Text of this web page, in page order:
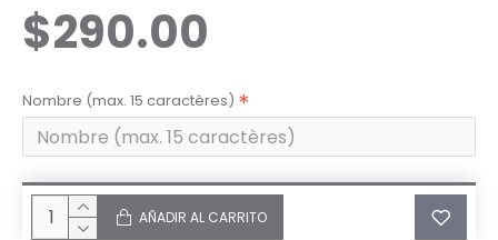
$290.00
Nombre (max. 15 caractères)
AÑADIR AL CARRITO